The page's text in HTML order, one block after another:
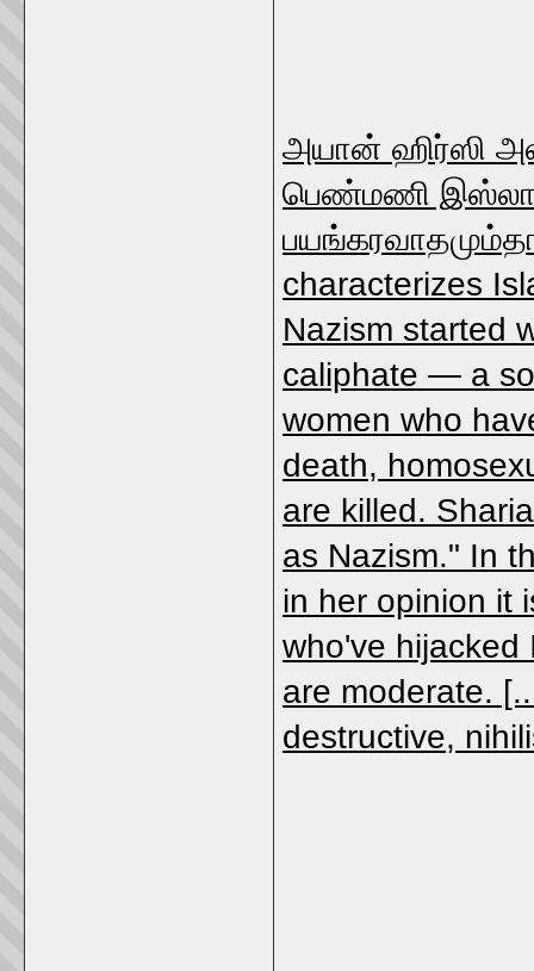
அயான் ஹிர்ஸி
பெண்மணி
characterizes
Nazism started
caliphate — a
women who
death,
are killed.
as Nazism." In
in her opinion it
who've hijacked
are moderate.
destructive,